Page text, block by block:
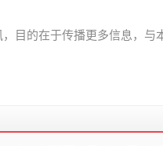
目的在于传播更多信息，与